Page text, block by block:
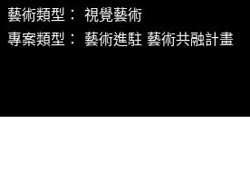
藝術類型： 視覺藝術
專案類型： 藝術進駐 藝術共融計畫